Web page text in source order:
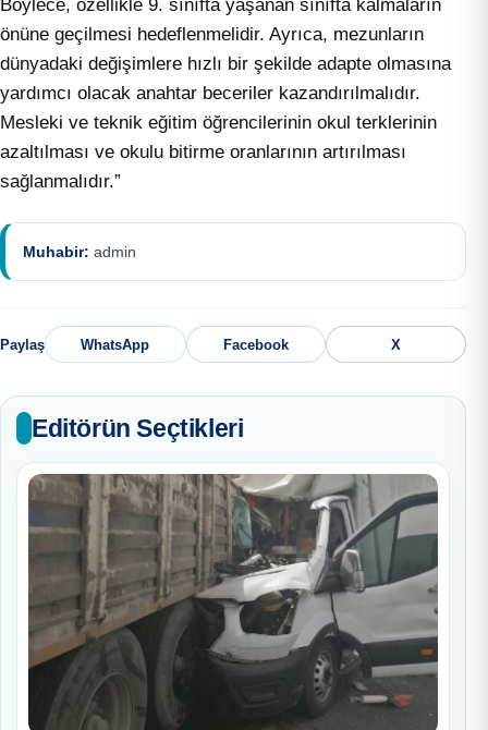
Böylece, özellikle 9. sınıfta yaşanan sınıfta kalmaların
önüne geçilmesi hedeflenmelidir. Ayrıca, mezunların
dünyadaki değişimlere hızlı bir şekilde adapte olmasına
yardımcı olacak anahtar beceriler kazandırılmalıdır.
Mesleki ve teknik eğitim öğrencilerinin okul terklerinin
azaltılması ve okulu bitirme oranlarının artırılması
sağlanmalıdır.”
Muhabir: admin
Paylaş WhatsApp Facebook X
Editörün Seçtikleri